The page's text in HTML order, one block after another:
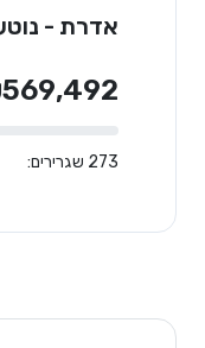
אדרת -
₪569,492
273 שגרירים: